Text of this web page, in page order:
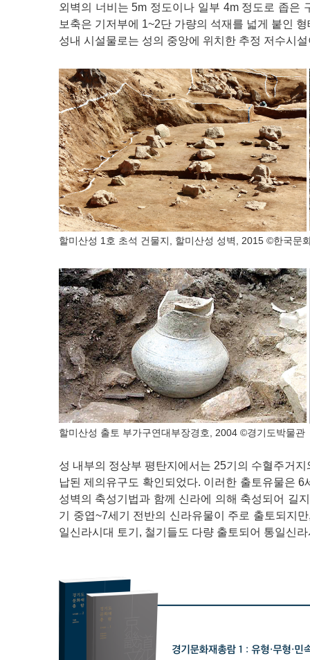
외벽의 너비는 5m 정도이나 일부 4m 정도로 좁은
보축은 기저부에 1~2단 가량의 석재를 넓게 붙인
성내 시설물로는 성의 중앙에 위치한 추정 저수시
할미산성 1호 초석 건물지, 할미산성 성벽, 2015 ©한국문
할미산성 출토 부가구연대부장경호, 2004 ©경기도박
성 내부의 정상부 평탄지에서는 25기의 수혈주거
납된 제의유구도 확인되었다. 이러한 출토유물은
성벽의 축성기법과 함께 신라에 의해 축성되어 길
기 중엽~7세기 전반의 신라유물이 주로 출토되지
일신라시대 토기, 철기들도 다량 출토되어 통일신